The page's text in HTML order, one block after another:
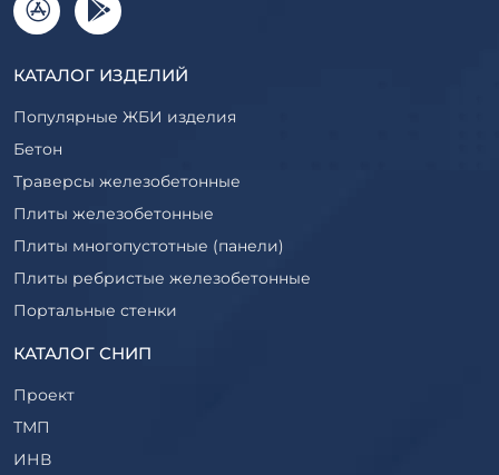
КАТАЛОГ ИЗДЕЛИЙ
Популярные ЖБИ изделия
Бетон
Траверсы железобетонные
Плиты железобетонные
Плиты многопустотные (панели)
Плиты ребристые железобетонные
Портальные стенки
Прогоны железобетонные
Ригели железобетонные
Сваи железобетонные
КАТАЛОГ СНИП
Проект
ТМП
ИНВ